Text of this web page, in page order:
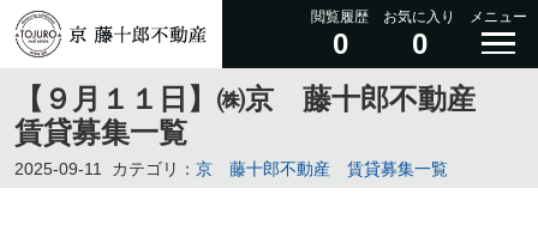
閲覧履歴
0
お気に入り
0
メニュー
【９月１１日】㈱京 藤十郎不動産
賃貸募集一覧
2025-09-11 カテゴリ： 京 藤十郎不動産 賃貸募集一覧